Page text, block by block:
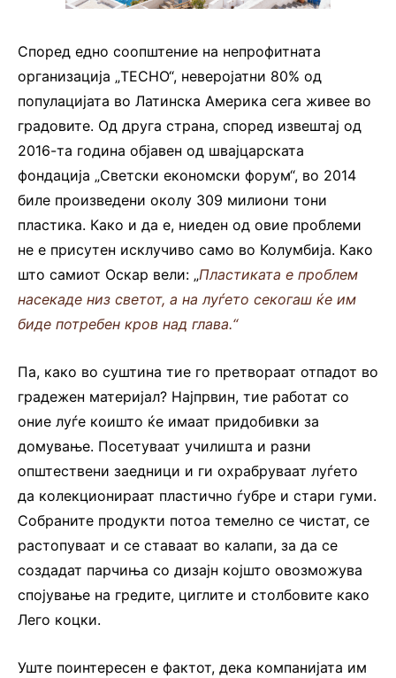
Според едно соопштение на непрофитната
организација „TECHO“, неверојатни 80% од
популацијата во Латинска Америка сега живее во
градовите. Од друга страна, според извештај од
2016-та година објавен од швајцарската
фондација „Светски економски форум“, во 2014
биле произведени околу 309 милиони тони
пластика. Како и да е, ниеден од овие проблеми
не е присутен исклучиво само во Колумбија. Како
што самиот Оскар вели: „Пластиката е проблем
насекаде низ светот, а на луѓето секогаш ќе им
биде потребен кров над глава.“
Па, како во суштина тие го претвораат отпадот во
градежен материјал? Најпрвин, тие работат со
оние луѓе коишто ќе имаат придобивки за
домување. Посетуваат училишта и разни
општествени заедници и ги охрабруваат луѓето
да колекционираат пластично ѓубре и стари гуми.
Собраните продукти потоа темелно се чистат, се
растопуваат и се ставаат во калапи, за да се
создадат парчиња со дизајн којшто овозможува
спојување на гредите, циглите и столбовите како
Лего коцки.
Уште поинтересен е фактот, дека компанијата им